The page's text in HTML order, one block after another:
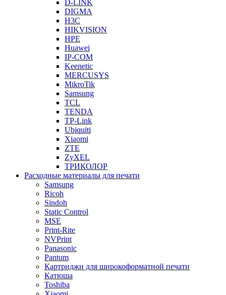
D-LINK
DIGMA
H3C
HIKVISION
HPE
Huawei
IP-COM
Keenetic
MERCUSYS
MikroTik
Samsung
TCL
TENDA
TP-Link
Ubiquiti
Xiaomi
ZTE
ZyXEL
ТРИКОЛОР
Расходные материалы для печати
Samsung
Ricoh
Sindoh
Static Control
MSE
Print-Rite
NVPrint
Panasonic
Pantum
Картриджи для широкоформатной печати
Катюша
Toshiba